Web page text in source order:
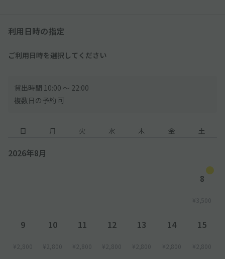
利用日時の指定
ご利用日時を選択してください
貸出時間 10:00 〜 22:00
複数日の予約 可
日 月 火 水 木 金 土
2026年8月
8
¥3,500
9
¥2,800
10
¥2,800
11
¥2,800
12
¥2,800
13
¥2,800
14
¥2,800
15
¥2,800